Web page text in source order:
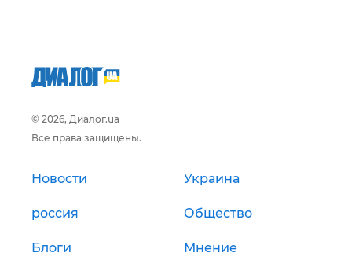
© 2026, Диалог.ua
Все права защищены.
Новости Украина
россия Общество
Блоги Мнение